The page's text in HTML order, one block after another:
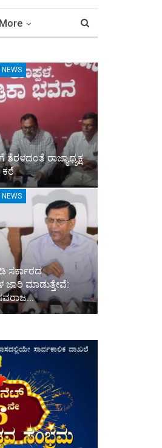
More
NEWS
ರಾಜ್ಯಾಧ್ಯಕ್ಷ
NEWS
ಸರ್ಕಾರದ
ಮಾಡುತ್ತೇವೆ: